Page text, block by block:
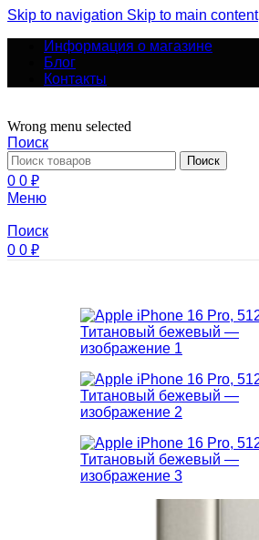
Skip to navigation Skip to main content
Информация о магазине
Блог
Контакты
Wrong menu selected
Поиск
Поиск
0 0 ₽
Меню
Поиск
0 0 ₽